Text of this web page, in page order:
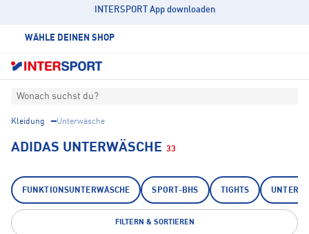
INTERSPORT App downloaden
WÄHLE DEINEN SHOP
Wonach suchst du?
Kleidung Unterwäsche
ADIDAS UNTERWÄSCHE 33
FUNKTIONSUNTERWÄSCHE SPORT-BHS TIGHTS
FILTERN & SORTIEREN